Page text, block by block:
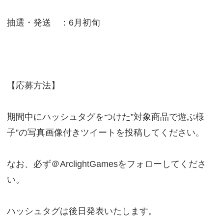
抽選・発送 ：6月初旬
【応募方法】
期間中にハッシュタグをつけた”対象商品で遊ぶ様
子”の写真画像付きツイートを投稿してください。
なお、必ず＠ArclightGamesをフォローしてくださ
い。
ハッシュタグは後日発表いたします。